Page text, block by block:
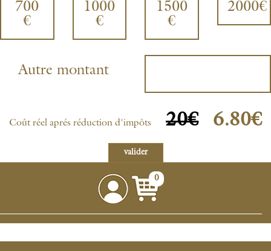
700
€
1000
€
1500
€
2000€
Autre montant
Coût réel aprés réduction d'impôts 20€ 6.80€
0